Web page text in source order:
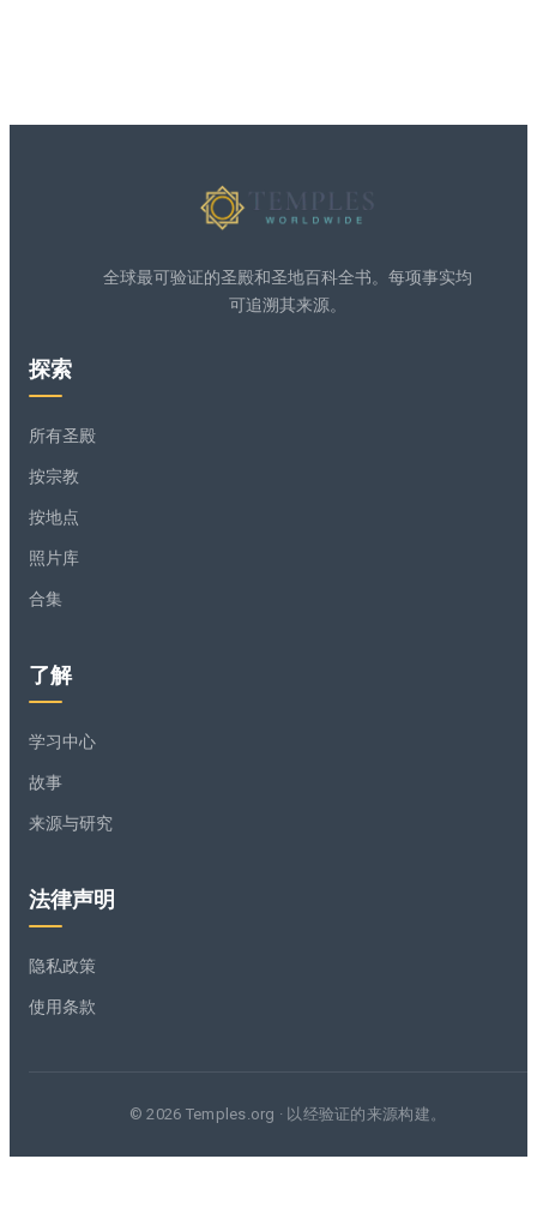
全球最可验证的圣殿和圣地百科全书。每项事实均
可追溯其来源。
探索
所有圣殿
按宗教
按地点
照片库
合集
了解
学习中心
故事
来源与研究
法律声明
隐私政策
使用条款
© 2026 Temples.org · 以经验证的来源构建。